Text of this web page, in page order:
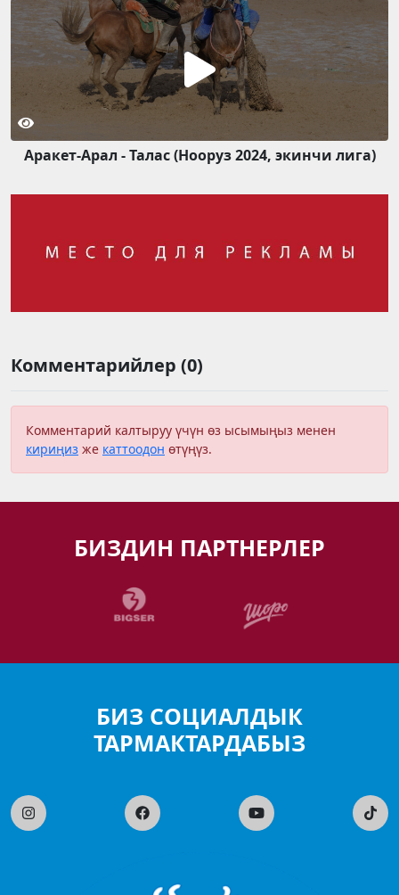
Аракет-Арал - Талас (Нооруз 2024, экинчи лига)
Комментарийлер (0)
Комментарий калтыруу үчүн өз ысымыңыз менен
кириңиз же каттоодон өтүңүз.
БИЗДИН ПАРТНЕРЛЕР
БИЗ СОЦИАЛДЫК
ТАРМАКТАРДАБЫЗ